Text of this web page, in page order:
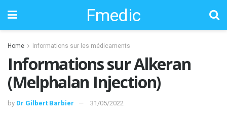
Fmedic
Home Informations sur les médicaments
Informations sur Alkeran
(Melphalan Injection)
by Dr Gilbert Barbier 31/05/2022